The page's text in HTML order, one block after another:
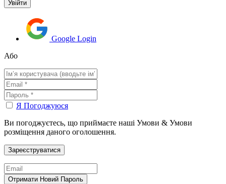
Google Login
Або
Я Погоджуюся
Ви погоджуєтесь, що приймаєте наші Умови & Умови
розміщення даного оголошення.